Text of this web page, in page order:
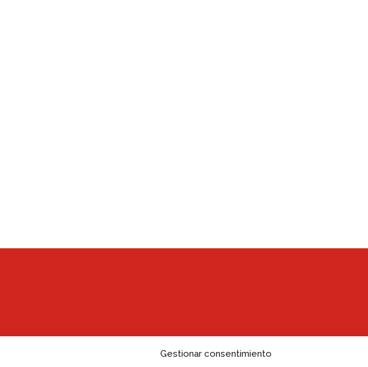
Gestionar consentimiento